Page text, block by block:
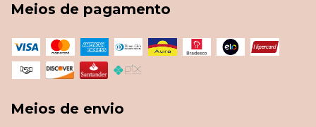
Meios de pagamento
Meios de envio